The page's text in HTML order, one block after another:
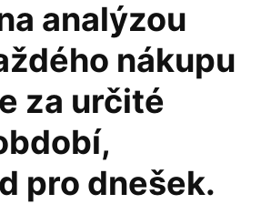
analýzou
nákupu
za určité
pro dnešek.